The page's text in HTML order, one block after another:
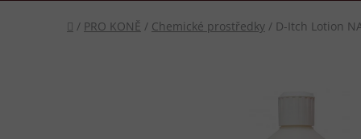
Domů
/ PRO KONĚ / Chemické prostředky / D-Itch Lotion